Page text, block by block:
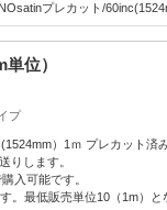
プレカット/
位）
プ
）1ｍ プレカット済
りします。
入可能です。
。最低販売単位10（1m）と